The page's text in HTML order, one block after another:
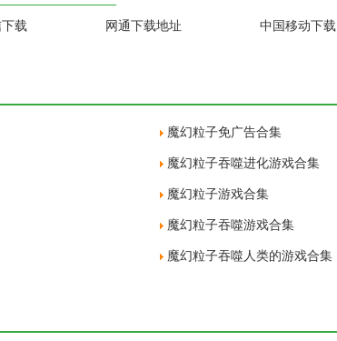
载 网通下载地址 中国移动下载
魔幻粒子免广告合集
魔幻粒子吞噬进化游戏合集
魔幻粒子游戏合集
魔幻粒子吞噬游戏合集
魔幻粒子吞噬人类的游戏合集